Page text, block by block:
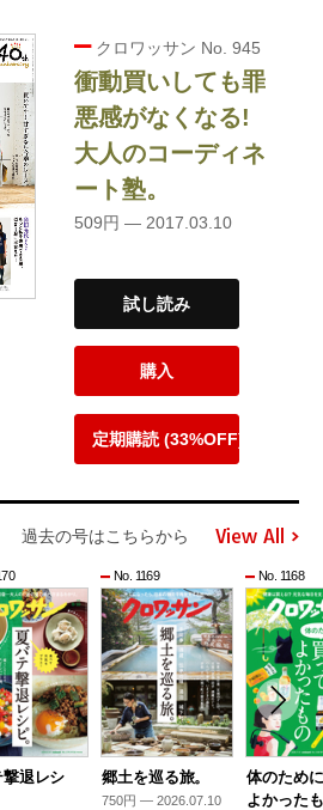
クロワッサン No. 945
衝動買いしても罪
悪感がなくなる!
大人のコーディネ
ート塾。
509円 — 2017.03.10
試し読み
購入
定期購読 (33%OFF)
過去の号はこちらから View All
退レシ
No. 1169
郷土を巡る旅。
750円 — 2026.07.10
No. 1168
体のため
よかった